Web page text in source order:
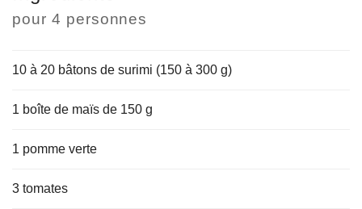
pour 4 personnes
10 à 20 bâtons de surimi (150 à 300 g)
1 boîte de maïs de 150 g
1 pomme verte
3 tomates